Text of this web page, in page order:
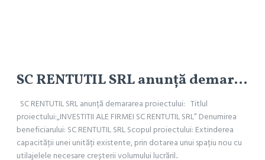
SC RENTUTIL SRL anunță demararea proiectului: „INVESTITII ALE FIRMEI SC RENTUTIL SRL”
SC RENTUTIL SRL anunță demararea proiectului: Titlul
proiectului:„INVESTITII ALE FIRMEI SC RENTUTIL SRL” Denumirea
beneficiarului: SC RENTUTIL SRL Scopul proiectului: Extinderea
capacității unei unități existente, prin dotarea unui spațiu nou cu
utilajelele necesare creșterii volumului lucrăril..